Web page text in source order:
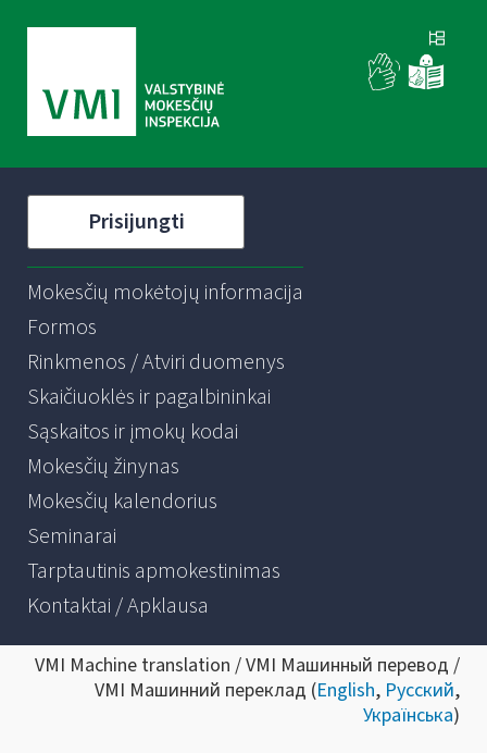
Prisijungti
Mokesčių mokėtojų informacija
Formos
Rinkmenos / Atviri duomenys
Skaičiuoklės ir pagalbininkai
Sąskaitos ir įmokų kodai
Mokesčių žinynas
Mokesčių kalendorius
Seminarai
Tarptautinis apmokestinimas
Kontaktai / Apklausa
VMI Machine translation / VMI Машинный перевод /
VMI Машинний переклад (English, Русский,
Українська)